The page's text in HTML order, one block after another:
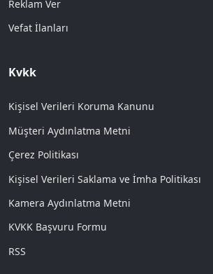
Reklam Ver
Vefat İlanları
Kvkk
Kişisel Verileri Koruma Kanunu
Müşteri Aydınlatma Metni
Çerez Politikası
Kişisel Verileri Saklama ve İmha Politikası
Kamera Aydınlatma Metni
KVKK Başvuru Formu
RSS